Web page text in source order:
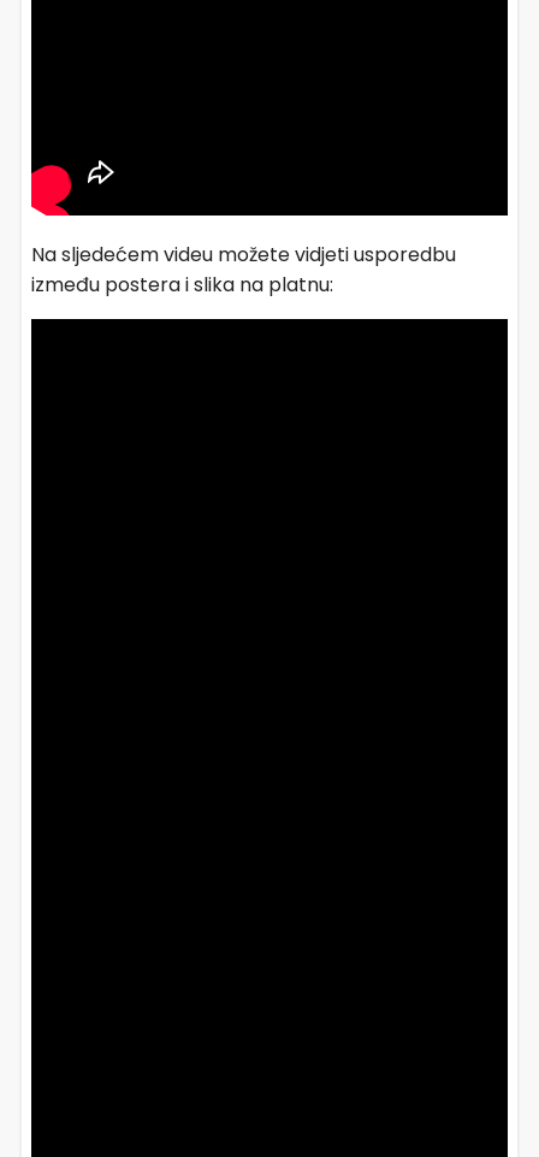
Na sljedećem videu možete vidjeti usporedbu
između postera i slika na platnu: